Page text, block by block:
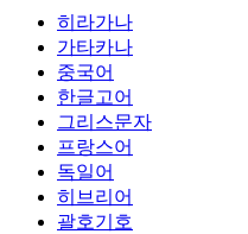
히라가나
가타카나
중국어
한글고어
그리스문자
프랑스어
독일어
히브리어
괄호기호